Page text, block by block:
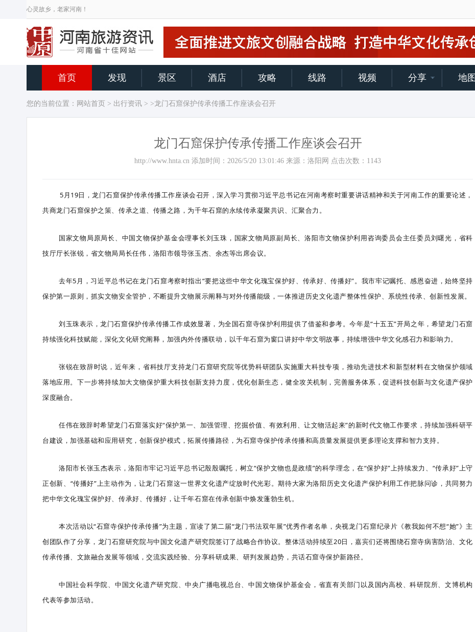
心灵故乡，老家河南！
首页 发现 景区 酒店 攻略 线路 视频 分享 地图
您的当前位置： 网站首页 > 出行资讯 > >龙门石窟保护传承传播工作座谈会召开
龙门石窟保护传承传播工作座谈会召开
http://www.hnta.cn 添加时间：2026/5/20 13:01:46 来源：洛阳网 点击次数： 1143
5月19日，龙门石窟保护传承传播工作座谈会召开，深入学习贯彻习近平总书记在河南考察时重要讲话精神和关于河南工作的重要论述，
共商龙门石窟保护之策、传承之道、传播之路，为千年石窟的永续传承凝聚共识、汇聚合力。
国家文物局原局长、中国文物保护基金会理事长刘玉珠，国家文物局原副局长、洛阳市文物保护利用咨询委员会主任委员刘曙光，省科
技厅厅长张锐，省文物局局长任伟，洛阳市领导张玉杰、余杰等出席会议。
去年5月，习近平总书记在龙门石窟考察时指出“要把这些中华文化瑰宝保护好、传承好、传播好”。我市牢记嘱托、感恩奋进，始终坚持
保护第一原则，抓实文物安全管护，不断提升文物展示阐释与对外传播能级，一体推进历史文化遗产整体性保护、系统性传承、创新性发展。
刘玉珠表示，龙门石窟保护传承传播工作成效显著，为全国石窟寺保护利用提供了借鉴和参考。今年是“十五五”开局之年，希望龙门石窟
持续强化科技赋能，深化文化研究阐释，加强内外传播联动，以千年石窟为窗口讲好中华文明故事，持续增强中华文化感召力和影响力。
张锐在致辞时说，近年来，省科技厅支持龙门石窟研究院等优势科研团队实施重大科技专项，推动先进技术和新型材料在文物保护领域
落地应用。下一步将持续加大文物保护重大科技创新支持力度，优化创新生态，健全攻关机制，完善服务体系，促进科技创新与文化遗产保护
深度融合。
任伟在致辞时希望龙门石窟落实好“保护第一、加强管理、挖掘价值、有效利用、让文物活起来”的新时代文物工作要求，持续加强科研平
台建设，加强基础和应用研究，创新保护模式，拓展传播路径，为石窟寺保护传承传播和高质量发展提供更多理论支撑和智力支持。
洛阳市长张玉杰表示，洛阳市牢记习近平总书记殷殷嘱托，树立“保护文物也是政绩”的科学理念，在“保护好”上持续发力、“传承好”上守
正创新、“传播好”上主动作为，让龙门石窟这一世界文化遗产绽放时代光彩。期待大家为洛阳历史文化遗产保护利用工作把脉问诊，共同努力
把中华文化瑰宝保护好、传承好、传播好，让千年石窟在传承创新中焕发蓬勃生机。
本次活动以“石窟寺保护传承传播”为主题，宣读了第二届“龙门书法双年展”优秀作者名单，央视龙门石窟纪录片《教我如何不想“她”》主
创团队作了分享，龙门石窟研究院与中国文化遗产研究院签订了战略合作协议。整体活动持续至20日，嘉宾们还将围绕石窟寺病害防治、文化
传承传播、文旅融合发展等领域，交流实践经验、分享科研成果、研判发展趋势，共话石窟寺保护新路径。
中国社会科学院、中国文化遗产研究院、中央广播电视总台、中国文物保护基金会，省直有关部门以及国内高校、科研院所、文博机构
代表等参加活动。